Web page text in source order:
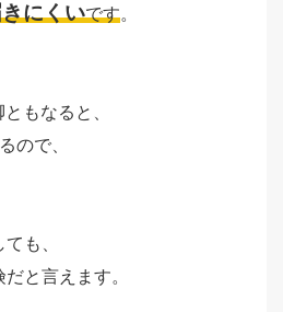
にくいです。
もなると、
ので、
も、
と言えます。